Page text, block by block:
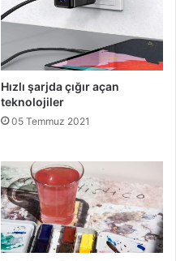
Hızlı şarjda çığır açan
teknolojiler
05 Temmuz 2021